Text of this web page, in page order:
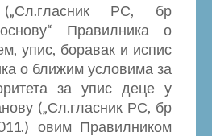
РС, бр
Правилника о
упис, боравак и испис
о ближим условима за
за упис деце у
(„Сл.гласник РС, бр
овим Правилником